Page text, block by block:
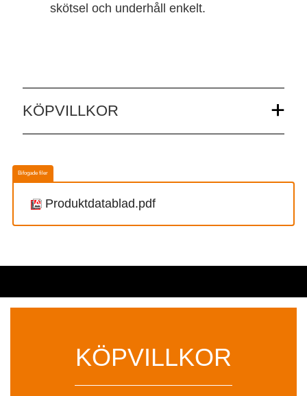
skötsel och underhåll enkelt.
KÖPVILLKOR
Bifogade filer
Produktdatablad.pdf
KÖPVILLKOR